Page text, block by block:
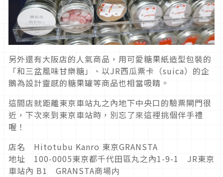
另外還有大阪店的人氣商品，用可愛糖果紙造型包裝的
「和三盆風味甘樂糖」、以JR西瓜票卡（suica）的企
鵝為設計靈感的糖果罐等商品也相當吸睛。
這間店就距離東京車站丸之內地下中央口的驗票閘門很
近，下次來到東京車站時，別忘了來這裡挑個伴手禮
喔！
店名 Hitotubu Kanro 東京GRANSTA
地址 100-0005東京都千代田區丸之內1-9-1 JR東京
車站內 B1 GRANSTA商場内